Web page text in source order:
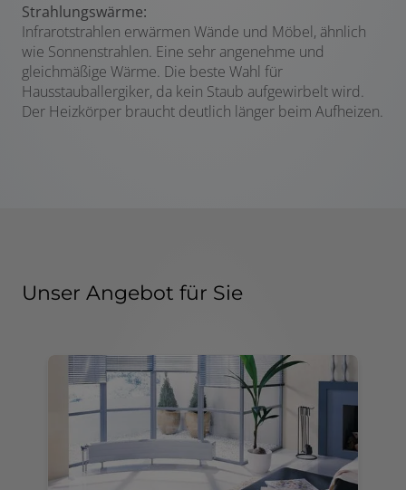
Strahlungswärme:
Infrarotstrahlen erwärmen Wände und Möbel, ähnlich
wie Sonnenstrahlen. Eine sehr angenehme und
gleichmäßige Wärme. Die beste Wahl für
Hausstauballergiker, da kein Staub aufgewirbelt wird.
Der Heizkörper braucht deutlich länger beim Aufheizen.
Unser Angebot für Sie